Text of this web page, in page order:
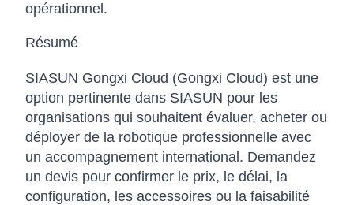
opérationnel.
Résumé
SIASUN Gongxi Cloud (Gongxi Cloud) est une
option pertinente dans SIASUN pour les
organisations qui souhaitent évaluer, acheter ou
déployer de la robotique professionnelle avec
un accompagnement international. Demandez
un devis pour confirmer le prix, le délai, la
configuration, les accessoires ou la faisabilité